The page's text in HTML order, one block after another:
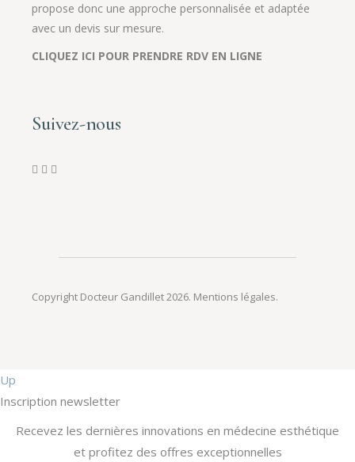
propose donc une approche personnalisée et adaptée
avec un devis sur mesure.
CLIQUEZ ICI POUR PRENDRE RDV EN LIGNE
Suivez-nous
Copyright Docteur Gandillet 2026. Mentions légales.
Up
Inscription newsletter
Recevez les dernières innovations en médecine esthétique
et profitez des offres exceptionnelles